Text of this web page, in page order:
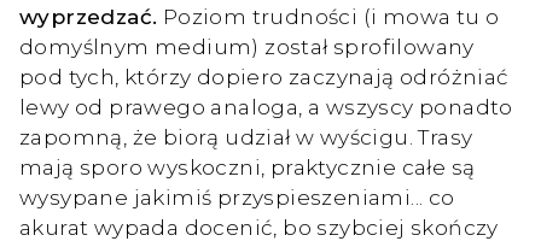
wyprzedzać. Poziom trudności (i mowa tu o
domyślnym medium) został sprofilowany
pod tych, którzy dopiero zaczynają odróżniać
lewy od prawego analoga, a wszyscy ponadto
zapomną, że biorą udział w wyścigu. Trasy
mają sporo wyskoczni, praktycznie całe są
wysypane jakimiś przyspieszeniami... co
akurat wypada docenić, bo szybciej skończy